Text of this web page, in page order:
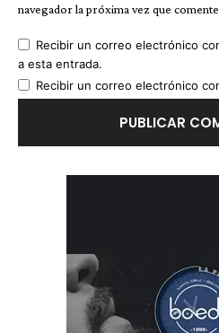
navegador la próxima vez que
Recibir un correo electrónico
a esta entrada.
Recibir un correo electrónico